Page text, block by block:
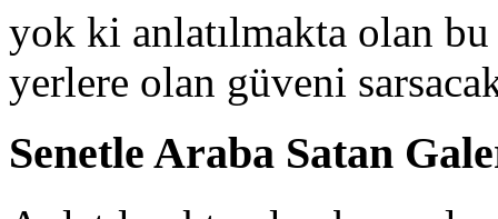
yok ki anlatılmakta olan bu
yerlere olan güveni
Senetle Araba Satan